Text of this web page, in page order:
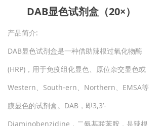
DAB显色试剂盒（20×）
产品简介:
DAB显色试剂盒是一种借助辣根过氧化物酶
(HRP)，用于免疫组化显色、原位杂交显色或
Western、South-ern、Northern、EMSA等
膜显色的试剂盒。DAB，即3,3’-
Diaminobenzidine，二氨基联苯胺，是辣根